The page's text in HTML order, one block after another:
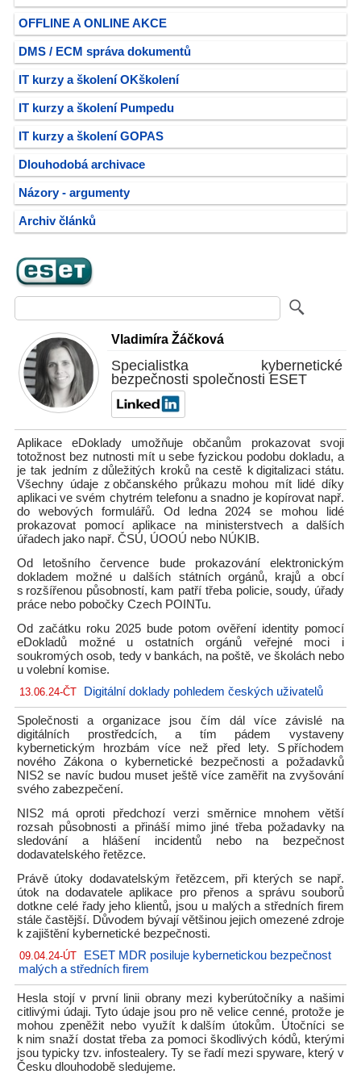
OFFLINE A ONLINE AKCE
DMS / ECM správa dokumentů
IT kurzy a školení OKškolení
IT kurzy a školení Pumpedu
IT kurzy a školení GOPAS
Dlouhodobá archivace
Názory - argumenty
Archiv článků
Vladimíra Žáčková
Specialistka kybernetické
bezpečnosti společnosti ESET
Aplikace eDoklady umožňuje občanům prokazovat svoji
totožnost bez nutnosti mít u sebe fyzickou podobu dokladu, a
je tak jedním z důležitých kroků na cestě k digitalizaci státu.
Všechny údaje z občanského průkazu mohou mít lidé díky
aplikaci ve svém chytrém telefonu a snadno je kopírovat např.
do webových formulářů. Od ledna 2024 se mohou lidé
prokazovat pomocí aplikace na ministerstvech a dalších
úřadech jako např. ČSÚ, ÚOOÚ nebo NÚKIB.
Od letošního července bude prokazování elektronickým
dokladem možné u dalších státních orgánů, krajů a obcí
s rozšířenou působností, kam patří třeba policie, soudy, úřady
práce nebo pobočky Czech POINTu.
Od začátku roku 2025 bude potom ověření identity pomocí
eDokladů možné u ostatních orgánů veřejné moci i
soukromých osob, tedy v bankách, na poště, ve školách nebo
u volební komise.
13.06.24-ČT Digitální doklady pohledem českých uživatelů
Společnosti a organizace jsou čím dál více závislé na
digitálních prostředcích, a tím pádem vystaveny
kybernetickým hrozbám více než před lety. S příchodem
nového Zákona o kybernetické bezpečnosti a požadavků
NIS2 se navíc budou muset ještě více zaměřit na zvyšování
svého zabezpečení.
NIS2 má oproti předchozí verzi směrnice mnohem větší
rozsah působnosti a přináší mimo jiné třeba požadavky na
sledování a hlášení incidentů nebo na bezpečnost
dodavatelského řetězce.
Právě útoky dodavatelským řetězcem, při kterých se např.
útok na dodavatele aplikace pro přenos a správu souborů
dotkne celé řady jeho klientů, jsou u malých a středních firem
stále častější. Důvodem bývají většinou jejich omezené zdroje
k zajištění kybernetické bezpečnosti.
09.04.24-ÚT
ESET MDR posiluje kybernetickou bezpečnost
malých a středních firem
Hesla stojí v první linii obrany mezi kyberútočníky a našimi
citlivými údaji. Tyto údaje jsou pro ně velice cenné, protože je
mohou zpeněžit nebo využít k dalším útokům. Útočníci se
k nim snaží dostat třeba za pomoci škodlivých kódů, kterými
jsou typicky tzv. infostealery. Ty se řadí mezi spyware, který v
Česku dlouhodobě sledujeme.